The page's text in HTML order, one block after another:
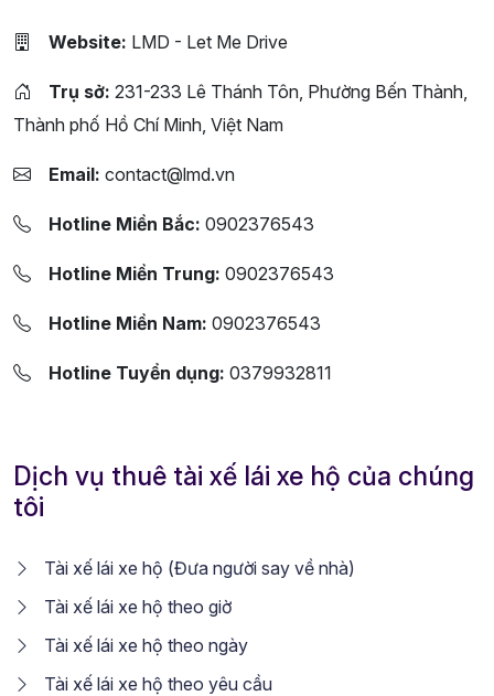
Website: LMD - Let Me Drive
Trụ sở: 231-233 Lê Thánh Tôn, Phường Bến Thành,
Thành phố Hồ Chí Minh, Việt Nam
Email: contact@lmd.vn
Hotline Miền Bắc: 0902376543
Hotline Miền Trung: 0902376543
Hotline Miền Nam: 0902376543
Hotline Tuyển dụng: 0379932811
Dịch vụ thuê tài xế lái xe hộ của chúng
tôi
Tài xế lái xe hộ (Đưa người say về nhà)
Tài xế lái xe hộ theo giờ
Tài xế lái xe hộ theo ngày
Tài xế lái xe hộ theo yêu cầu